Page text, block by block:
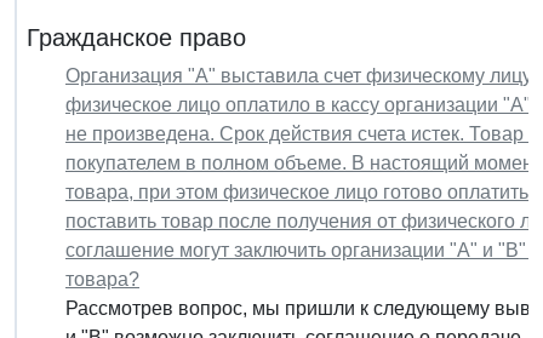
Гражданское право
Организация "А" выставила счет физическому лицу
физическое лицо оплатило в кассу организации "А"
не произведена. Срок действия счета истек. Товар
покупателем в полном объеме. В настоящий момент
товара, при этом физическое лицо готово
поставить товар после получения от физического
соглашение могут заключить организации "А" и "В"
товара?
Рассмотрев вопрос, мы пришли к следующему